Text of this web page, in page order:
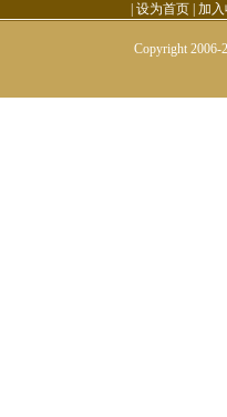
设为首页 加
Copyright